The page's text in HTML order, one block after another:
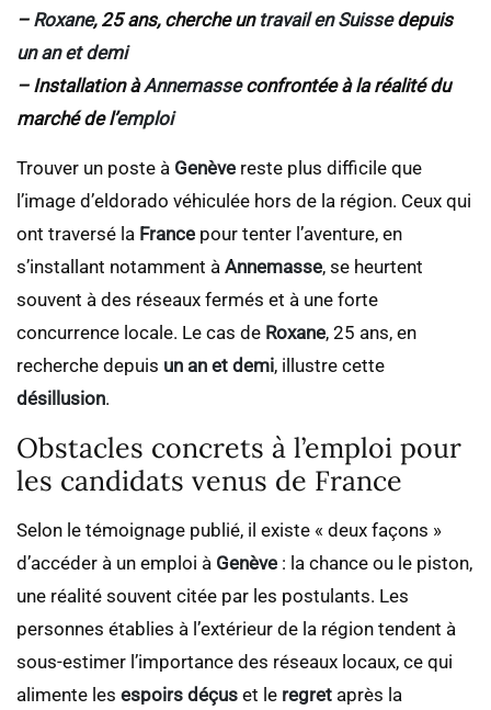
– Roxane, 25 ans, cherche un travail en Suissedepuis
un an et demi
– Installation àAnnemasseconfrontée à la réalité du
marché de l’emploi
Trouver un poste à Genève reste plus difficile que
l’image d’eldorado véhiculée hors de la région. Ceux qui
ont traversé la France pour tenter l’aventure, en
s’installant notamment à Annemasse, se heurtent
souvent à des réseaux fermés et à une forte
concurrence locale. Le cas de Roxane, 25 ans, en
recherche depuis un an et demi, illustre cette
désillusion.
Obstacles concrets à l’emploi pour
les candidats venus de France
Selon le témoignage publié, il existe « deux façons »
d’accéder à un emploi à Genève : la chance ou le piston,
une réalité souvent citée par les postulants. Les
personnes établies à l’extérieur de la région tendent à
sous-estimer l’importance des réseaux locaux, ce qui
alimente les espoirs déçus et le regret après la